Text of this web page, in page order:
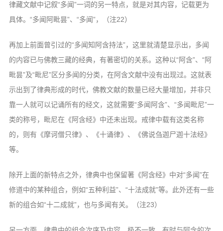
律藏文献中记叙“多闻”一词的另一特点，就是对其内容，记载更为
具体。“多闻阿毗昙”、“多闻”，（注22）
再加上前面曾引过的“多闻知阿含持法”，这里就清楚显示出，多闻
的内容已与佛教三藏的经典，有著密切的关系。这种以“阿含”、“阿
毗昙”及“毗尼”区分多闻的分类，在阿含文献中没有出现过。这就表
示出到了律典形成的时代，佛教文献的数量已经大量增加，并非只
靠一人就可以记诵所有的经文，这就需要“多闻阿含”、“多闻毗尼”一
类的称号，毗尼在《阿含经》中还未出现。戒律中载有这类名称
的，则有《摩诃僧只律》、《十诵律》、《佛说刍迦尸迦十法经》
等。
除开上面的新特点之外，律典中也保留著《阿含经》中对“多闻”在
修道中的某种组合，例如“五种利益”、“十法成就”等。此外还有一些
新的组合如“十二成就”，也与多闻有关。（注23）